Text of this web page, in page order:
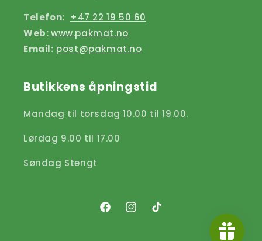
Telefon: +47 22 19 50 60
Web:www.pakmat.no
Email: post@pakmat.no
Butikkens åpningstid
Mandag til torsdag 10.00 til 19.00.
Lørdag 9.00 til 17.00
Søndag Stengt
FacebookInstagram
TikTok